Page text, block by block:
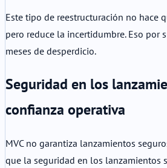
Este tipo de reestructuración no hace
pero reduce la incertidumbre. Eso por
meses de desperdicio.
Seguridad en los
confianza operativa
MVC no garantiza lanzamientos
que la seguridad en los lanzamientos